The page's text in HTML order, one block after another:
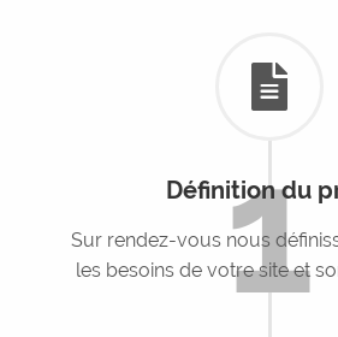
Sur rendez-vous nous
les besoins de votre site et
Définition du
1